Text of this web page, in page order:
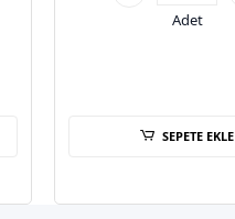
Adet
SEPETE EKLE